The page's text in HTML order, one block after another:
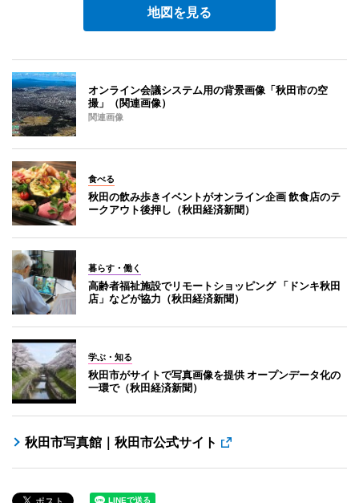
地図を見る
オンライン会議システム用の背景画像「秋田市の空
撮」（関連画像）
関連画像
食べる
秋田の飲み歩きイベントがオンライン企画 飲食店のテ
ークアウト後押し（秋田経済新聞）
暮らす・働く
高齢者福祉施設でリモートショッピング 「ドンキ秋田
店」などが協力（秋田経済新聞）
学ぶ・知る
秋田市がサイトで写真画像を提供 オープンデータ化の
一環で（秋田経済新聞）
秋田市写真館｜秋田市公式サイト